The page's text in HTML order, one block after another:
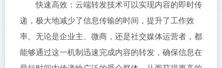
快速高效：云端转发技术可以实现内容的即时传
递，极大地减少了信息传输的时间，提升了工作效
率。无论是企业主、微商，还是社交媒体运营者，都
能够通过这一机制迅速完成内容的转发，确保信息在